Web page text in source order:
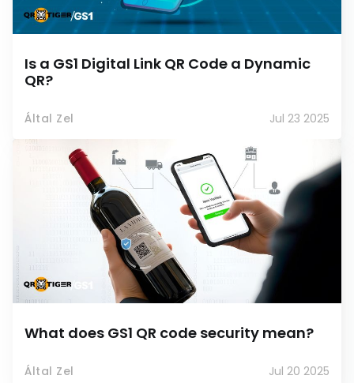
Is a GS1 Digital Link QR Code a Dynamic
QR?
Által Zel Jul 23 2025
What does GS1 QR code security mean?
Által Zel Jul 20 2025